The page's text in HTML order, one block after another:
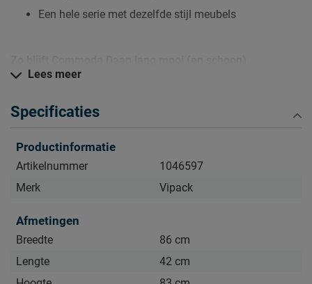
Een hele serie met dezelfde stijl meubels
Kijk bij het kopje ‘Goed om te weten’ om alle tips & tricks te
Lees meer
Specificaties
Productinformatie
Artikelnummer
1046597
Merk
Vipack
Afmetingen
Breedte
86 cm
Lengte
42 cm